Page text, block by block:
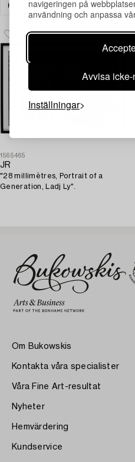
navigeringen på
användning och anpassa
Avvisa
Inställningar
KONST GRAFIK RENSA
1565465
JR
"28 millimètres, Portrait of a
Generation, Ladj Ly".
Om Bukowskis
Kontakta våra specialister
Våra Fine Art-resultat
Nyheter
Hemvärdering
Kundservice